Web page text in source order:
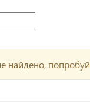
найдено,